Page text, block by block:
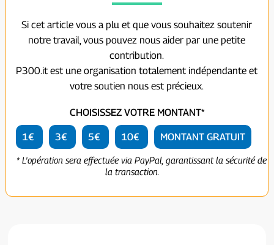
Si cet article vous a plu et que vous souhaitez soutenir
notre travail, vous pouvez nous aider par une petite
contribution.
P300.it est une organisation totalement indépendante et
votre soutien nous est précieux.
CHOISISSEZ VOTRE MONTANT*
1€ 3€ 5€ 10€ MONTANT GRATUIT
* L'opération sera effectuée via PayPal, garantissant la sécurité de
la transaction.